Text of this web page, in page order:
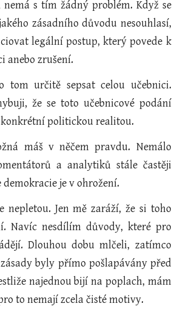
s tím žádný problém. Když se
zásadního důvodu nesouhlasí,
legální postup, který povede k
anebo zrušení.
tom určitě sepsat celou učebnici.
že se toto učebnicové podání
konkrétní politickou realitou.
máš v něčem pravdu. Nemálo
a analytiků stále častěji
demokracie je v ohrožení.
nepletou. Jen mě zaráží, že si toho
Navíc nesdílím důvody, které pro
Dlouhou dobu mlčeli, zatímco
byly přímo pošlapávány před
najednou bijí na poplach, mám
to nemají zcela čisté motivy.